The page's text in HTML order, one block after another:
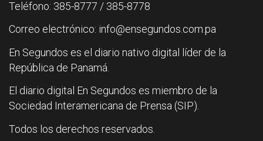
Teléfono: 385-8777 / 385-8778
Correo electrónico: info@ensegundos.com.pa
En Segundos es el diario nativo digital líder de la
República de Panamá.
El diario digital En Segundos es miembro de la
Sociedad Interamericana de Prensa (SIP).
Todos los derechos reservados.